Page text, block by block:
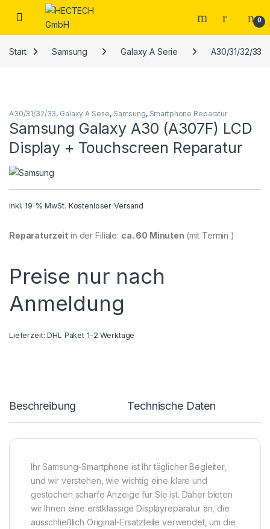
Open 0
Start Samsung Galaxy A Serie A30/31/32/33
A30/31/32/33, Galaxy A Serie, Samsung, Smartphone Reparatur
Samsung Galaxy A30 (A307F) LCD
Display + Touchscreen Reparatur
inkl. 19 % MwSt. Kostenloser Versand
Reparaturzeit in der Filiale: ca. 60 Minuten (mit Termin )
Preise nur nach
Anmeldung
Lieferzeit:DHL Paket 1-2 Werktage
Beschreibung Technische Daten
Ihr Samsung-Smartphone ist Ihr täglicher Begleiter,
und wir verstehen, wie wichtig eine klare und
gestochen scharfe Anzeige für Sie ist. Daher bieten
wir Ihnen eine erstklassige Displayreparatur an, die
ausschließlich Original-Ersatzteile verwendet, um die